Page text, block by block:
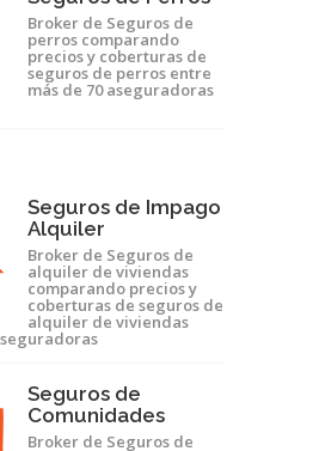
Broker de Seguros de
perros comparando
precios y coberturas de
seguros de perros entre
más de 70 aseguradoras
Seguros de Impago
Alquiler
Broker de Seguros de
alquiler de viviendas
comparando precios y
coberturas de seguros de
alquiler de viviendas
Seguros de
Comunidades
Broker de Seguros de